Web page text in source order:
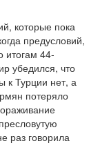
которые пока
предусловий,
итогам 44-
убедился, что
к Турции нет, а
потеряло
раз говорила